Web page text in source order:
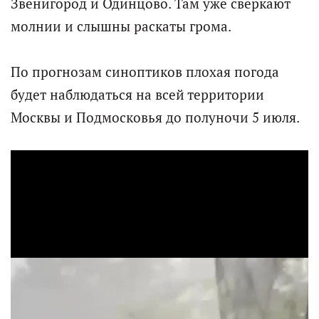
молнии и слышны раскаты грома.
По прогнозам синоптиков плохая погода
будет наблюдаться на всей территории
Москвы и Подмосковья до полуночи 5 июля.